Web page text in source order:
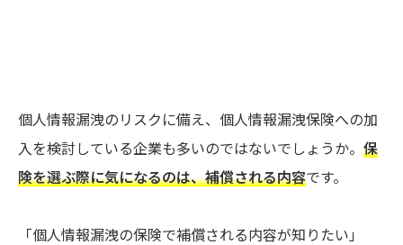
個人情報漏洩のリスクに備え、個人情報漏洩保険への加
入を検討している企業も多いのではないでしょうか。 保
険を選ぶ際に気になるのは、補償される内容です。
「個人情報漏洩の保険で補償される内容が知りたい」